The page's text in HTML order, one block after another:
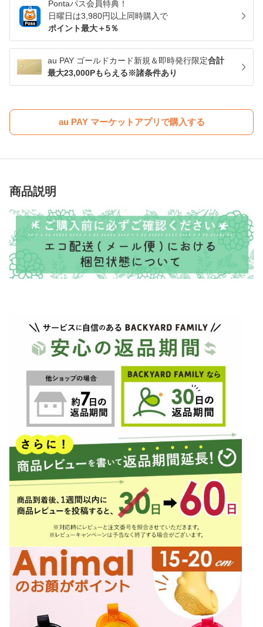
Pontaパス会員特典！
日曜日は3,980円以上同時購入で
ポイント最大＋5％
au PAY ゴールドカード新規＆即時発行限定合計
最大23,000Pもらえる※諸条件あり
au PAY マーケットアプリで購入する
商品説明